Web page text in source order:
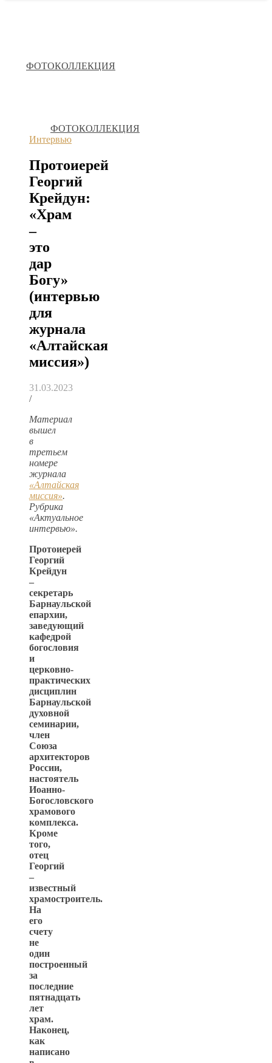
ФОТОКОЛЛЕКЦИЯ
ФОТОКОЛЛЕКЦИЯ
Интервью
Протоиерей
Георгий
Крейдун:
«Храм
–
это
дар
Богу»
(интервью
для
журнала
«Алтайская
миссия»)
31.03.2023
/
Материал
вышел
в
третьем
номере
журнала
«Алтайская
миссия».
Рубрика
«Актуальное
интервью».
Протоиерей
Георгий
Крейдун
–
секретарь
Барнаульской
епархии,
заведующий
кафедрой
богословия
и
церковно-
практических
дисциплин
Барнаульской
духовной
семинарии,
член
Союза
архитекторов
России,
настоятель
Иоанно-
Богословского
храмового
комплекса.
Кроме
того,
отец
Георгий
–
известный
храмостроитель.
На
его
счету
не
один
построенный
за
последние
пятнадцать
лет
храм.
Наконец,
как
написано